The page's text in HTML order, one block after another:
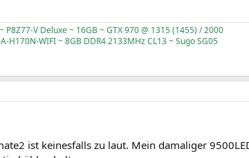
P8Z77-V Deluxe ~ 16GB ~ GTX 970 @ 1315 (1455) / 2000
H170N-WIFI ~ 8GB DDR4 2133MHz CL13 ~ Sugo SG05
ist keinesfalls zu laut. Mein damaliger